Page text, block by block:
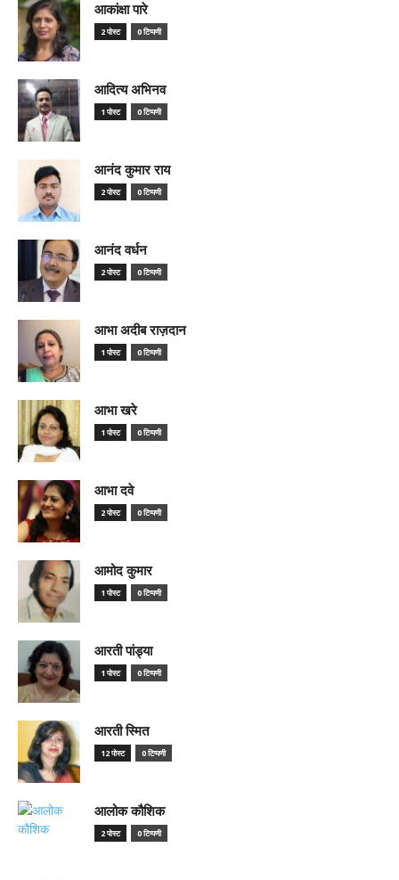
आकांक्षा पारे
2 पोस्ट 0 टिप्पणी
आदित्य अभिनव
1 पोस्ट 0 टिप्पणी
आनंद कुमार राय
2 पोस्ट 0 टिप्पणी
आनंद वर्धन
2 पोस्ट 0 टिप्पणी
आभा अदीब राज़दान
1 पोस्ट 0 टिप्पणी
आभा खरे
1 पोस्ट 0 टिप्पणी
आभा दवे
2 पोस्ट 0 टिप्पणी
आमोद कुमार
1 पोस्ट 0 टिप्पणी
आरती पांड्या
1 पोस्ट 0 टिप्पणी
आरती स्मित
12 पोस्ट 0 टिप्पणी
आलोक कौशिक
2 पोस्ट 0 टिप्पणी